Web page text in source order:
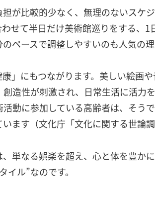
が比較的少なく、無理のないスケ
せて半日だけ美術館巡りをする、
ペースで調整しやすいのも人気の理
」にもつながります。美しい絵画
造性が刺激され、日常生活に活力
動に参加している高齢者は、そう
ます（文化庁「文化に関する世論調
単なる娯楽を超え、心と体を豊か
イル”なのです。